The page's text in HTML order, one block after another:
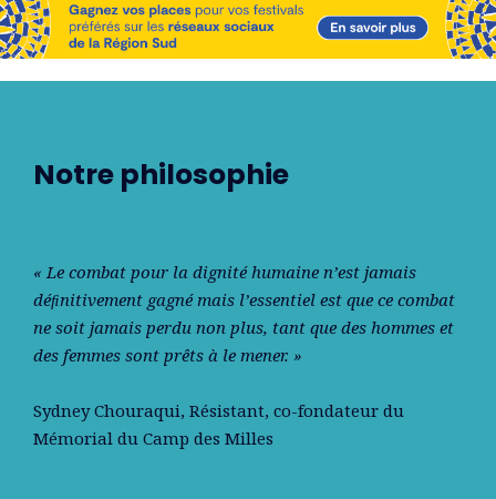
Notre philosophie
« Le combat pour la dignité humaine n’est jamais
déﬁnitivement gagné mais l’essentiel est que ce combat
ne soit jamais perdu non plus, tant que des hommes et
des femmes sont prêts à le mener. »
Sydney Chouraqui, Résistant, co-fondateur du
Mémorial du Camp des Milles